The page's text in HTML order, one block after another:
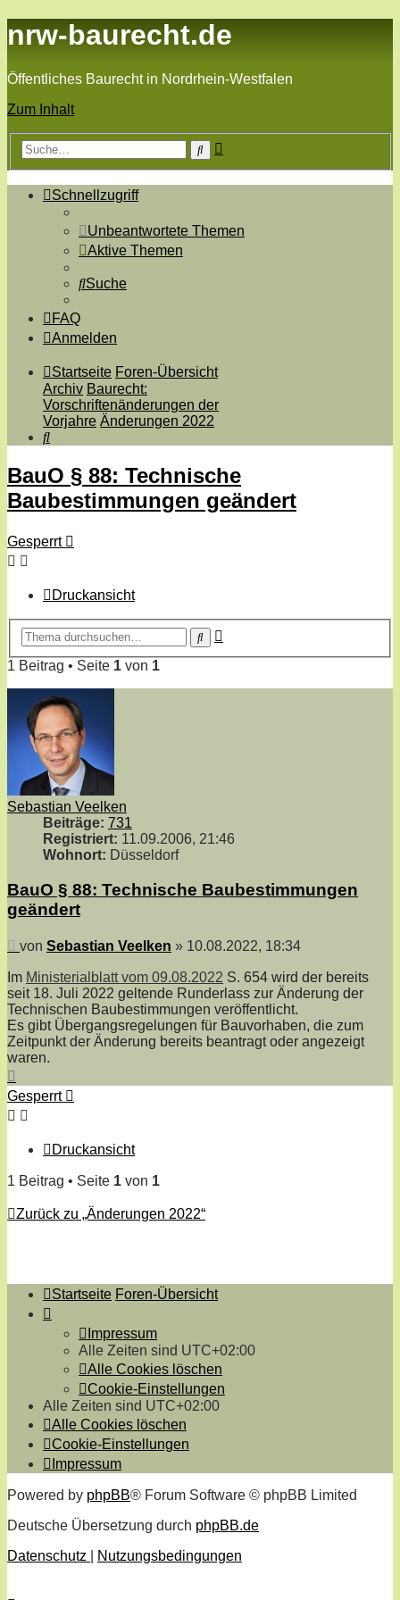
nrw-baurecht.de
Öffentliches Baurecht in Nordrhein-Westfalen
Zum Inhalt
Suche
Schnellzugriff
Unbeantwortete Themen
Aktive Themen
Suche
FAQ
Anmelden
Startseite Foren-Übersicht
Archiv Baurecht:
Vorschriftenänderungen der
Vorjahre Änderungen 2022
Suche
BauO § 88: Technische
Baubestimmungen geändert
Gesperrt
Druckansicht
Suche
1 Beitrag • Seite 1 von 1
Sebastian Veelken
Beiträge: 731
Registriert: 11.09.2006, 21:46
Wohnort: Düsseldorf
BauO § 88: Technische Baubestimmungen
geändert
Beitrag
von Sebastian Veelken » 10.08.2022, 18:34
Im Ministerialblatt vom 09.08.2022 S. 654 wird der bereits
seit 18. Juli 2022 geltende Runderlass zur Änderung der
Technischen Baubestimmungen veröffentlicht.
Es gibt Übergangsregelungen für Bauvorhaben, die zum
Zeitpunkt der Änderung bereits beantragt oder angezeigt
waren.
oben
Gesperrt
Druckansicht
1 Beitrag • Seite 1 von 1
Zurück zu „Änderungen 2022“
Startseite Foren-Übersicht
Impressum
Alle Zeiten sind UTC+02:00
Alle Cookies löschen
Cookie-Einstellungen
Alle Zeiten sind UTC+02:00
Alle Cookies löschen
Cookie-Einstellungen
Impressum
Powered by phpBB® Forum Software © phpBB Limited
Deutsche Übersetzung durch phpBB.de
Datenschutz
Nutzungsbedingungen